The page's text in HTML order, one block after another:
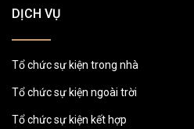
DỊCH VỤ
Tổ chức sự kiện trong nhà
Tổ chức sự kiện ngoài trời
Tổ chức sự kiện kết hợp